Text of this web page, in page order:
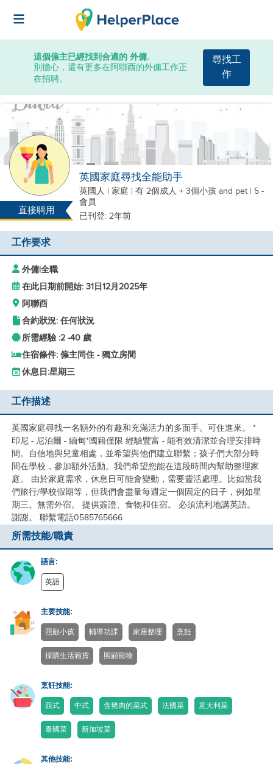
這個僱主已經找到合適的 外傭.
別擔心，還有更多在阿聯酉的外傭工作正
在招聘。
尋找工
作
直接聘用
英國家庭尋找全能助手
英國人 | 家庭 | 有 2個成人 + 3個小孩 and pet | 5 -
會員
已刊登: 2年前
工作要求
外傭|全職
在此日期前開始: 31日12月2025年
阿聯酉
合約狀況: 任何狀況
所需經驗 :2 -40 歲
住宿條件: 僱主同住 - 獨立房間
休息日:星期三
工作描述
英國家庭尋找一名額外的有趣和充滿活力的多面手。可住進來。 *
印尼 - 尼泊爾 - 緬甸*國籍僅限 經驗豐富 - 能有效清潔並合理安排時
間。自信地與兒童相處，並希望與他們建立聯繫；孩子們大部分時
間在學校，參加額外活動。我們希望您能在這段時間內幫助整理家
庭。 由於家庭需求，休息日可能會變動，需要靈活處理。比如當我
們旅行/學校假期等，但我們會盡量每週定一個固定的日子，例如星
期三。無需外宿。 提供簽證、食物和住宿。 必須流利地講英語。
謝謝。 聯繫電話0585765666
所需技能/職責
語言:
英語
主要技能:
照顧小孩 輔導功課 家居整理 烹飪
採購生活雜貨 照顧寵物
烹飪技能:
西式 中式 含豬肉的菜式 法國菜 意大利菜
泰國菜 新加坡菜
其他技能: